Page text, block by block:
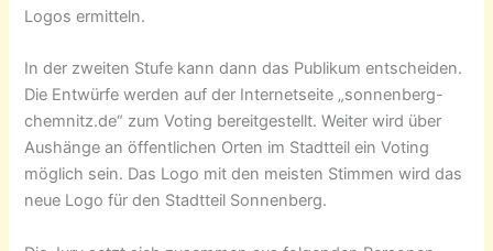
Logos ermitteln.
In der zweiten Stufe kann dann das Publikum entscheiden.
Die Entwürfe werden auf der Internetseite „sonnenberg-
chemnitz.de“ zum Voting bereitgestellt. Weiter wird über
Aushänge an öffentlichen Orten im Stadtteil ein Voting
möglich sein. Das Logo mit den meisten Stimmen wird das
neue Logo für den Stadtteil Sonnenberg.